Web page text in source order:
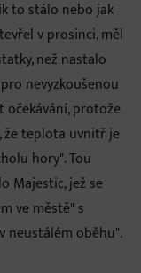
to stálo nebo jak
v prosinci, měl
než nastalo
nevyzkoušenou
protože
že teplota uvnitř je
hory". Tou
Majestic, jež se
ve městě" s
neustálém oběhu".